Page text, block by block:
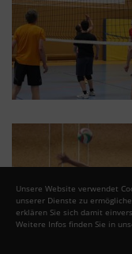
Unsere Website verwendet
unserer Dienste zu
erklären Sie sich damit
Weitere Infos finden Sie in